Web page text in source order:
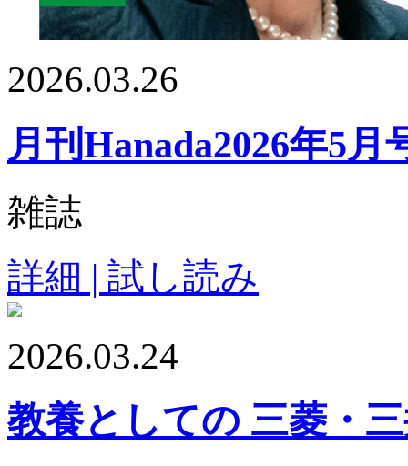
2026.03.26
月刊Hanada2026年5月
雑誌
詳細 | 試し読み
2026.03.24
教養としての 三菱・